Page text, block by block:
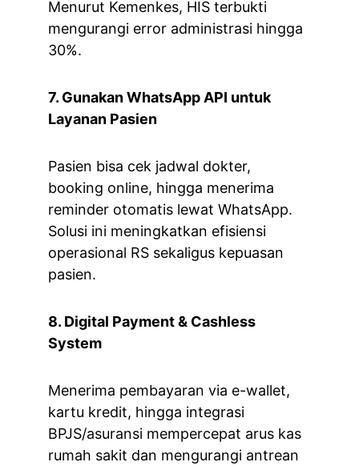
Menurut Kemenkes, HIS terbukti
mengurangi error administrasi hingga
30%.
7. Gunakan WhatsApp API untuk
Layanan Pasien
Pasien bisa cek jadwal dokter,
booking online, hingga menerima
reminder otomatis lewat WhatsApp.
Solusi ini meningkatkan efisiensi
operasional RS sekaligus kepuasan
pasien.
8. Digital Payment & Cashless
System
Menerima pembayaran via e-wallet,
kartu kredit, hingga integrasi
BPJS/asuransi mempercepat arus kas
rumah sakit dan mengurangi antrean